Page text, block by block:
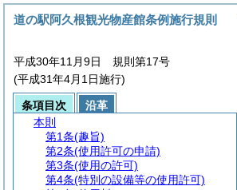
道の駅阿久根観光物産館条例施行規則
平成30年11月9日 規則第17号
(平成31年4月1日施行)
条項目次
沿革
本則
第1条(趣旨)
第2条(使用許可の申請)
第3条(使用の許可)
第4条(特別の設備等の使用許可)